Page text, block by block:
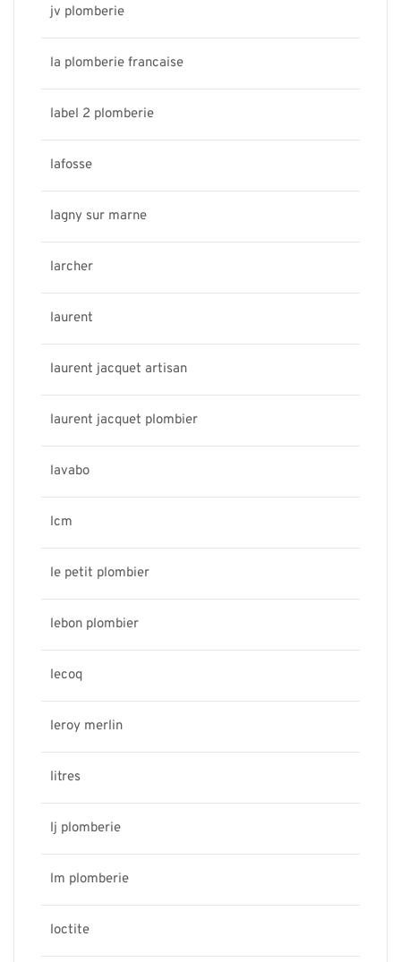
jv plomberie
la plomberie francaise
label 2 plomberie
lafosse
lagny sur marne
larcher
laurent
laurent jacquet artisan
laurent jacquet plombier
lavabo
lcm
le petit plombier
lebon plombier
lecoq
leroy merlin
litres
lj plomberie
lm plomberie
loctite